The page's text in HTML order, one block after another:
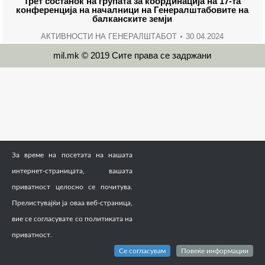
конференција на началници на Генералштабовите на
балканските земји
АКТИВНОСТИ НА ГЕНЕРАЛШТАБОТ 30.04.2024
mil.mk © 2019 Сите права се задржани
За време на посетата на нашата
интернет-страницата, вашата
приватност целосно се почитува.
Прелистувајќи ја оваа веб-страница,
вие се согласувате со политиката на
приватност.
Се согласувам Повеќе информации